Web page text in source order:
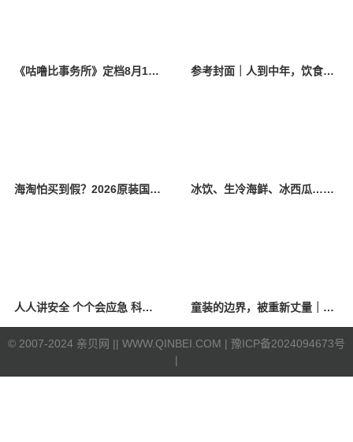
《咕噜比事务所》定档8月10日 聚焦儿童情绪教育助力健康成长 参考封面｜人到中年，饮食该如何调整？
海淘怕买到假？2026原装国产羊奶粉靠谱的正规品牌有哪些？ 冰饮、生冷海鲜、冰西瓜……泉州人夏季“标配”饮食极易引发胃肠炎
人人讲安全 个个会应急 科学应对防震避险 童装的边界，被重新丈量｜2026中国国际时装周·童话小镇圆满收官
© 2007-2024 亲贝网 || WWW.QINBEI.COM | 豫ICP备2024094673号
|